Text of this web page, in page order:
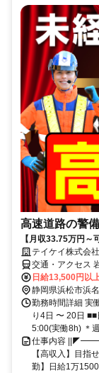
高速道路の警
【月収33.75万円
テイケイ株式会
交通・アクセス
日給13,500円以
静岡県浜松市浜
勤務時間詳細 実
り4日 〜 20日
5:00(実働8h) ＊
仕事内容
【高収入】目
勤】日給1万